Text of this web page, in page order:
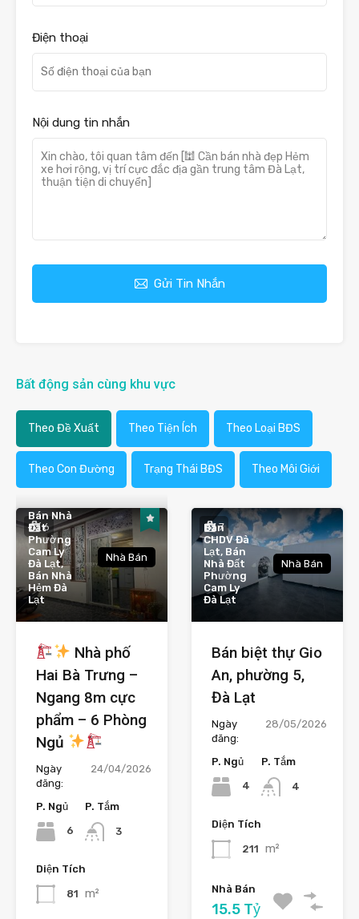
Điện thoại
Nội dung tin nhắn
Gửi Tin Nhắn
Bất động sản cùng khu vực
Theo Đề Xuất Theo Tiện Ích Theo Loại BĐS
Theo Con Đường Trạng Thái BĐS Theo Môi Giới
6
Bán Nhà
Đất
Phường
Cam Ly
Đà Lạt,
Bán Nhà
Hẻm Đà
Lạt
Nhà Bán
Nhà phố
Hai Bà Trưng –
Ngang 8m cực
phẩm – 6 Phòng
Ngủ
Ngày
đăng:
24/04/2026
P. Ngủ
6
P. Tắm
3
Diện Tích
81 m²
7
Bán
CHDV Đà
Lạt, Bán
Nhà Đất
Phường
Cam Ly
Đà Lạt
Nhà Bán
Bán biệt thự Gio
An, phường 5,
Đà Lạt
Ngày
đăng:
28/05/2026
P. Ngủ
4
P. Tắm
4
Diện Tích
211 m²
Nhà Bán
15.5 Tỷ